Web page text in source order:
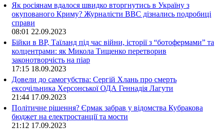
Як росіянам вдалося швидко вторгнутись в Україну з
окупованого Криму? Журналісти ВВС дізнались подробиці
справи
08:01 22.09.2023
Бійки в ВР, Таїланд під час війни, історії з “ботофермами” та
колцентрами: як Микола Тищенко перетворив
законотворчість на піар
17:15 18.09.2023
Довели до самогубства: Сергій Хлань про смерть
ексочільника Херсонської ОДА Геннадія Лагути
21:44 17.09.2023
Політичне рішення? Єрмак забрав у відомства Кубракова
бюджет на електростанції та мости
21:12 17.09.2023